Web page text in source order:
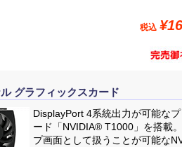
税込
グラフィックスカード
DisplayPort 4系統出力が可能な
ード「NVIDIA® T1000」を搭載
プ画面として扱うことが可能な